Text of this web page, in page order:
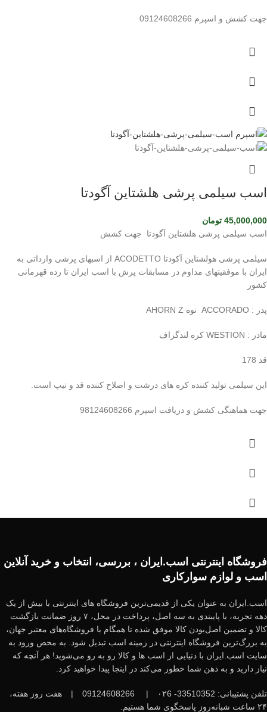
جهت کشش و اسپرم 09124608266
اسب سیلمی پرشی هلشتاین آگودتا
45,000,000 تومان
اسب سیلمی پرشی هلشتاین آگودتا جهت کشش
سیلمی پرشی هولشتاین آکودتا ACODETTO از اسبهای پرشی وارداتی به
ایران با موفقیتهای مداوم در مسابقات پرش با اسب ایران تا رده قهرمانی
کشور
پدر : ACCORADO نوه AHORN Z
مادر : WESTION کره لندگراف
قد 178
این سیلمی تولید کننده کره های درشت و اصلاح کننده قد و تیپ است.
جهت هماهنگی کشش و دریافت اسپرم 98124608266
فروشگاه اینترنتی اسب.ایران ، بررسی، انتخاب و خرید آنلاین
اسب و لوازم سوارکاری
اسب.ایران به عنوان یکی از قدیمی‌ترین فروشگاه های اینترنتی با بیش از یک
دهه تجربه، با پایبندی به سه اصل، پرداخت در محل، ۷ روز ضمانت بازگشت
کالا و تضمین اصل‌بودن کالا موفق شده تا همگام با فروشگاه‌های معتبر جهان،
به بزرگ‌ترین فروشگاه اینترنتی در زمینه اسب تبدیل شود. به محض ورود به
سایت اسب.ایران با دنیایی از اسب ها و کالا رو به رو می‌شوید! هر آنچه که
نیاز دارید و به ذهن شما خطور می‌کند در اینجا پیدا خواهید کرد.
تلفن پشتیبانی: 33510352- ۰۲6 |
|
هفت روز هفته،
۲۴ ساعت شبانه‌روز پاسخگوی شما هستیم.